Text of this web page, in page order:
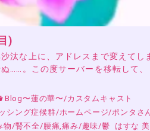
)
汰な上に、アドレスまで変えてし
……。この度サーバーを移転して、
Blog〜蓮の華〜/カスタムキャスト
シング症候群/ホームページ/ポンタさ
物/腎不全/腰痛,痛み/趣味/鬱 はすな 美